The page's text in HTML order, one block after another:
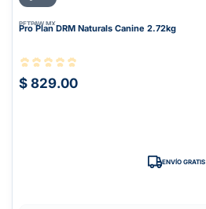
PETPAW.MX
Pro Plan DRM Naturals Canine 2.72kg
$ 829.00
ENVÍO GRATIS